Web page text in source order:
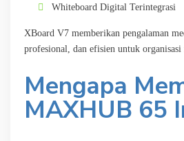
Whiteboard Digital Terintegrasi
XBoard V7 memberikan pengalaman
profesional, dan efisien untuk organisasi
Mengapa
MAXHUB 65